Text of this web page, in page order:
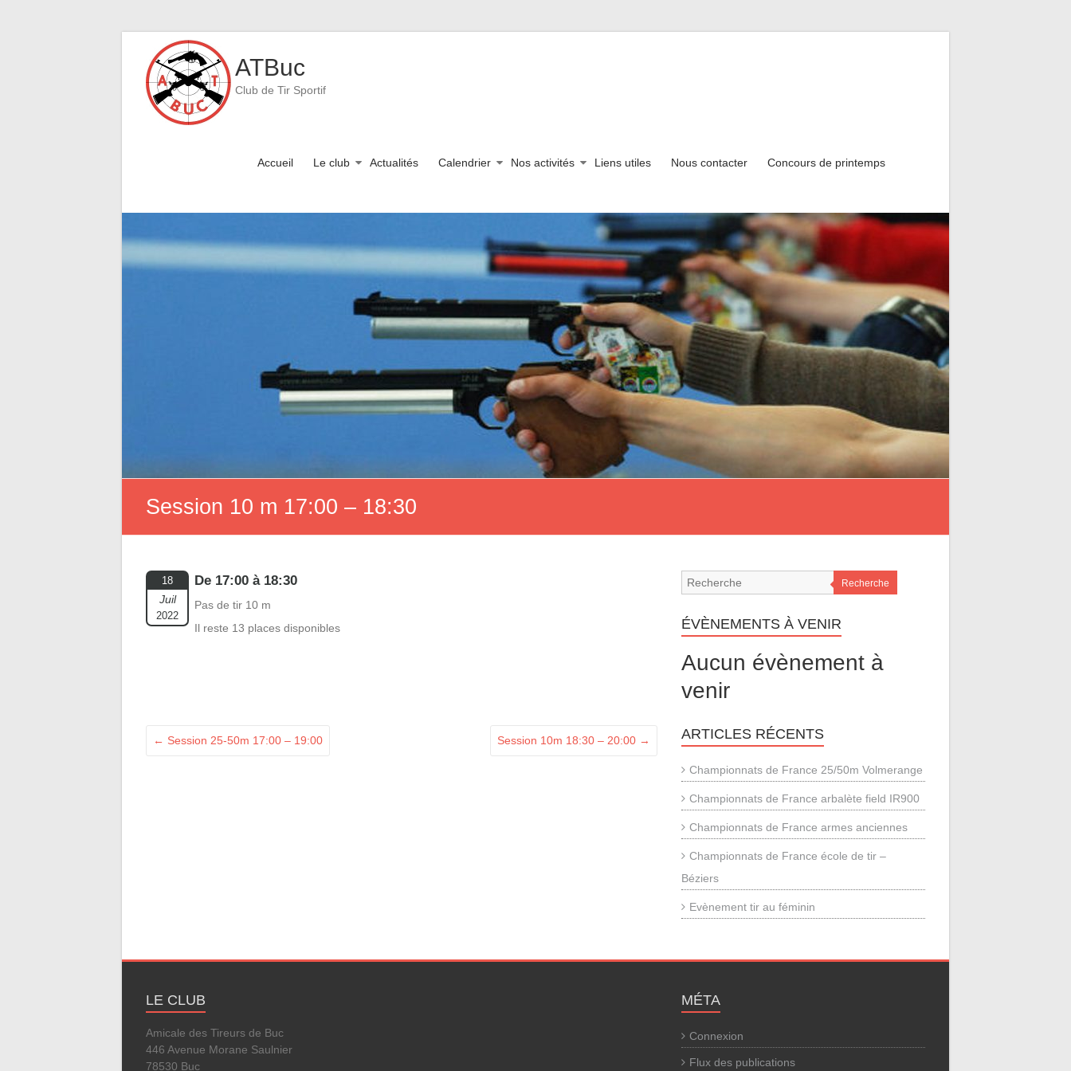
content
ATBuc
Club de Tir Sportif
Accueil Le club Actualités Calendrier Nos activités Liens utiles Nous contacter Concours de printemps
Session 10 m 17:00 – 18:30
18
Juil
2022
De 17:00 à 18:30
Pas de tir 10 m
Il reste 13 places disponibles
← Session 25-50m 17:00 – 19:00 Session 10m 18:30 – 20:00 →
Recherche
ÉVÈNEMENTS À VENIR
Aucun évènement à
venir
ARTICLES RÉCENTS
Championnats de France 25/50m Volmerange
Championnats de France arbalète field IR900
Championnats de France armes anciennes
Championnats de France école de tir –
Béziers
Evènement tir au féminin
LE CLUB
Amicale des Tireurs de Buc
446 Avenue Morane Saulnier
78530 Buc
MÉTA
Connexion
Flux des publications